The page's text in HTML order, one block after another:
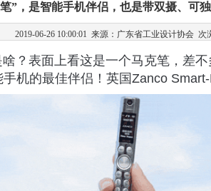
”，是智能手机伴侣，也是带双摄、可
2019-06-26 10:00:01 来源：广东省工业设计协会 次
？表面上看这是一个马克笔，差
机的最佳伴侣！英国Zanco